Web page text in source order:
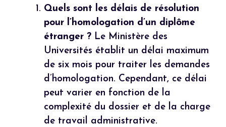
Quels sont les délais de résolution
pour l’homologation d’un diplôme
étranger ? Le Ministère des
Universités établit un délai maximum
de six mois pour traiter les demandes
d’homologation. Cependant, ce délai
peut varier en fonction de la
complexité du dossier et de la charge
de travail administrative.